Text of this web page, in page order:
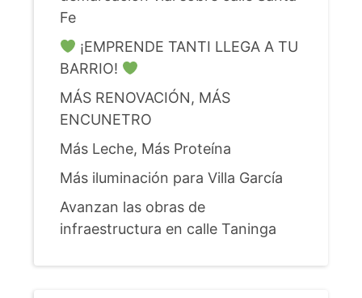
Fe
¡EMPRENDE TANTI LLEGA A TU
BARRIO!
MÁS RENOVACIÓN, MÁS
ENCUNETRO
Más Leche, Más Proteína
Más iluminación para Villa García
Avanzan las obras de
infraestructura en calle Taninga